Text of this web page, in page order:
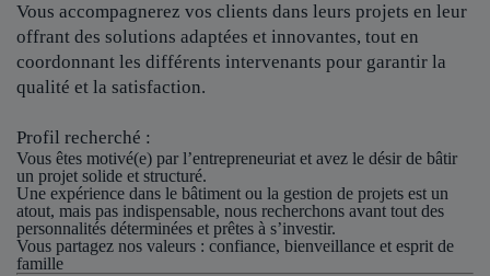
Vous accompagnerez vos clients dans leurs projets en leur
offrant des solutions adaptées et innovantes, tout en
coordonnant les différents intervenants pour garantir la
qualité et la satisfaction.
Profil recherché :
Vous êtes motivé(e) par l’entrepreneuriat et avez le désir de bâtir
un projet solide et structuré.
Une expérience dans le bâtiment ou la gestion de projets est un
atout, mais pas indispensable, nous recherchons avant tout des
personnalités déterminées et prêtes à s’investir.
Vous partagez nos valeurs : confiance, bienveillance et esprit de
famille